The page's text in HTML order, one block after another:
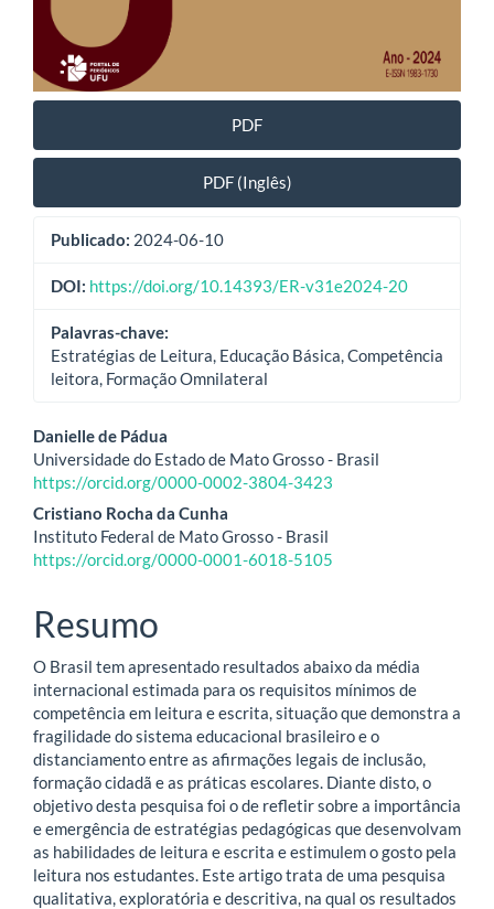
PDF
PDF (Inglês)
Publicado: 2024-06-10
DOI: https://doi.org/10.14393/ER-v31e2024-20
Palavras-chave:
Estratégias de Leitura, Educação Básica, Competência
leitora, Formação Omnilateral
Conteúdo
do
artigo
principal
Danielle de Pádua
Universidade do Estado de Mato Grosso - Brasil
https://orcid.org/0000-0002-3804-3423
Cristiano Rocha da Cunha
Instituto Federal de Mato Grosso - Brasil
https://orcid.org/0000-0001-6018-5105
Resumo
O Brasil tem apresentado resultados abaixo da média
internacional estimada para os requisitos mínimos de
competência em leitura e escrita, situação que demonstra a
fragilidade do sistema educacional brasileiro e o
distanciamento entre as afirmações legais de inclusão,
formação cidadã e as práticas escolares. Diante disto, o
objetivo desta pesquisa foi o de refletir sobre a importância
e emergência de estratégias pedagógicas que desenvolvam
as habilidades de leitura e escrita e estimulem o gosto pela
leitura nos estudantes. Este artigo trata de uma pesquisa
qualitativa, exploratória e descritiva, na qual os resultados